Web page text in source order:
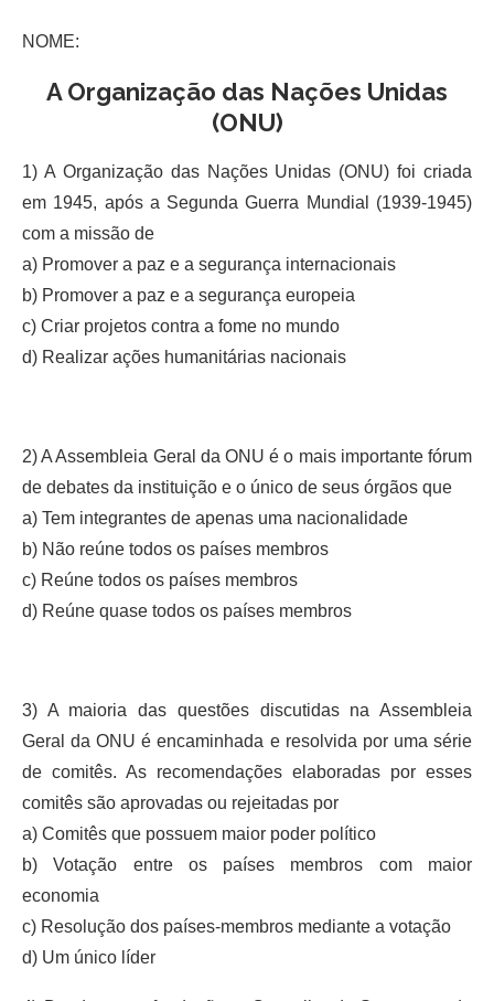
NOME:
A Organização das Nações Unidas
(ONU)
1) A Organização das Nações Unidas (ONU) foi criada
em 1945, após a Segunda Guerra Mundial (1939-1945)
com a missão de
a) Promover a paz e a segurança internacionais
b) Promover a paz e a segurança europeia
c) Criar projetos contra a fome no mundo
d) Realizar ações humanitárias nacionais
2) A Assembleia Geral da ONU é o mais importante fórum
de debates da instituição e o único de seus órgãos que
a) Tem integrantes de apenas uma nacionalidade
b) Não reúne todos os países membros
c) Reúne todos os países membros
d) Reúne quase todos os países membros
3) A maioria das questões discutidas na Assembleia
Geral da ONU é encaminhada e resolvida por uma série
de comitês. As recomendações elaboradas por esses
comitês são aprovadas ou rejeitadas por
a) Comitês que possuem maior poder político
b) Votação entre os países membros com maior
economia
c) Resolução dos países-membros mediante a votação
d) Um único líder